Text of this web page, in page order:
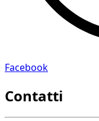
Facebook
Contatti